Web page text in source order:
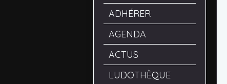
ADHÉRER
AGENDA
ACTUS
LUDOTHÈQUE